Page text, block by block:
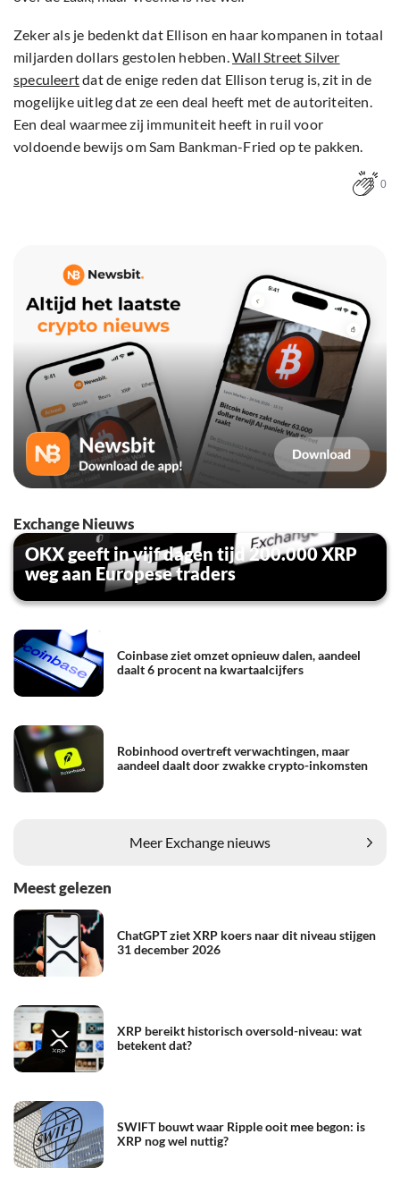
Zeker als je bedenkt dat Ellison en haar kompanen in totaal
miljarden dollars gestolen hebben.Wall Street Silver
speculeertdat de enige reden dat Ellison terug is, zit in de
mogelijke uitleg dat ze een deal heeft met de autoriteiten.
Een deal waarmee zij immuniteit heeft in ruil voor
voldoende bewijs om Sam Bankman-Fried op te pakken.
0
Exchange Nieuws
OKX geeft in vijf dagen tijd 200.000 XRP
weg aan Europese traders
Coinbase ziet omzet opnieuw dalen, aandeel
daalt 6 procent na kwartaalcijfers
Robinhood overtreft verwachtingen, maar
aandeel daalt door zwakke crypto-inkomsten
Meer Exchange nieuws
Meest gelezen
ChatGPT ziet XRP koers naar dit niveau stijgen
31 december 2026
XRP bereikt historisch oversold-niveau: wat
betekent dat?
SWIFT bouwt waar Ripple ooit mee begon: is
XRP nog wel nuttig?